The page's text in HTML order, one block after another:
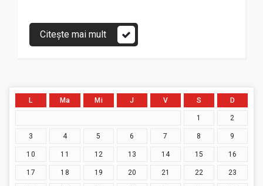
Citește mai mult
L Ma Mi J V S D
1 2
3 4 5 6 7 8 9
10 11 12 13 14 15 16
17 18 19 20 21 22 23